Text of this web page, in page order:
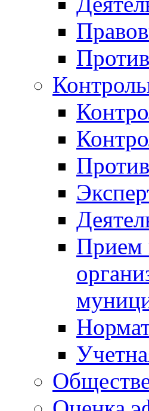
Прием